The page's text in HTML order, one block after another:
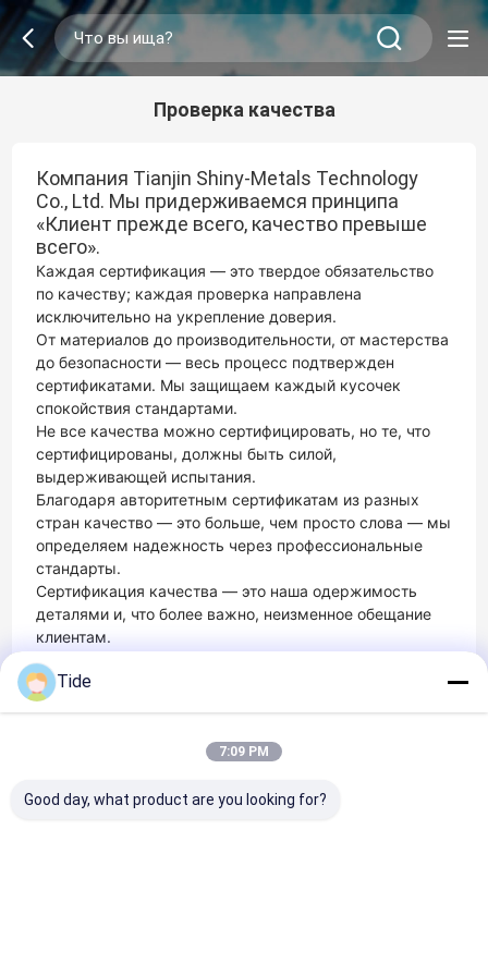
Проверка качества
Компания Tianjin Shiny-Metals Technology
Co., Ltd. Мы придерживаемся принципа
«Клиент прежде всего, качество превыше
всего».
Каждая сертификация — это твердое обязательство
по качеству; каждая проверка направлена
исключительно на укрепление доверия.
От материалов до производительности, от мастерства
до безопасности — весь процесс подтвержден
сертификатами. Мы защищаем каждый кусочек
спокойствия стандартами.
Не все качества можно сертифицировать, но те, что
сертифицированы, должны быть силой,
выдерживающей испытания.
Благодаря авторитетным сертификатам из разных
стран качество — это больше, чем просто слова — мы
определяем надежность через профессиональные
стандарты.
Сертификация качества — это наша одержимость
деталями и, что более важно, неизменное обещание
клиентам.
Сертификаты
Tide
7:09 PM
Good day, what product are you looking for?